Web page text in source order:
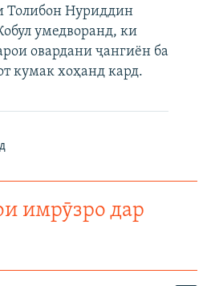
RL
Толибон Нуриддин
умедворанд, ки
овардани ҷангиён ба
кумак хоҳанд кард.
имрӯзро дар